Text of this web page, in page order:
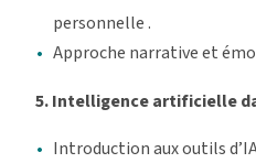
personnelle .
Approche narrative et
5. Intelligence artificielle
Introduction aux outils